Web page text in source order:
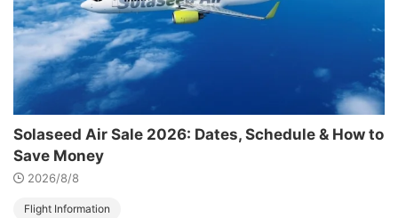
Solaseed Air Sale 2026: Dates, Schedule & How to
Save Money
2026/8/8
Flight Information